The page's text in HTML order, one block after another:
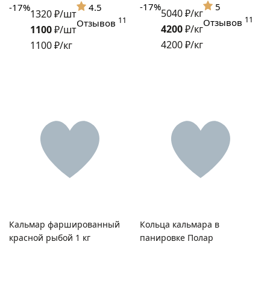
-17%1320 ₽/шт
1100₽/шт
1100 ₽/кг
4.5
Отзывов 11
-17%5040 ₽/кг
4200₽/кг
4200 ₽/кг
5
Отзывов 11
Кальмар фаршированный
красной рыбой 1 кг
Кольца кальмара в
панировке Полар